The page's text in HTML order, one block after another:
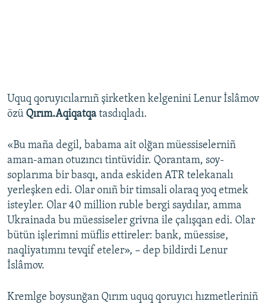
Uquq qoruyıcılarnıñ şirketken kelgenini Lenur İslâmov
özü Qırım.Aqiqatqa tasdıqladı.
«Bu maña degil, babama ait olğan müessiselerniñ
aman-aman otuzıncı tintüvidir. Qorantam, soy-
soplarıma bir basqı, anda eskiden ATR telekanalı
yerleşken edi. Olar onıñ bir timsali olaraq yoq etmek
isteyler. Olar 40 million ruble bergi saydılar, amma
Ukrainada bu müessiseler grivna ile çalışqan edi. Olar
bütün işlerimni müflis ettireler: bank, müessise,
naqliyatımnı tevqif eteler», – dep bildirdi Lenur
İslâmov.
Kremlge boysunğan Qırım uquq qoruyıcı hızmetleriniñ